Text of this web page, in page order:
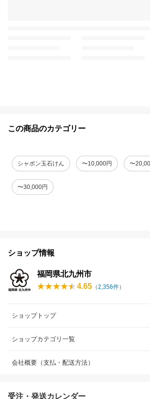
この商品のカテゴリー
シャボン玉石けん 〜10,000円 〜
〜30,000円
ショップ情報
福岡県北九州市
4.65 （2,356件）
ショップトップ
ショップカテゴリ一覧
会社概要（支払・配送方法）
受注・発送カレンダー